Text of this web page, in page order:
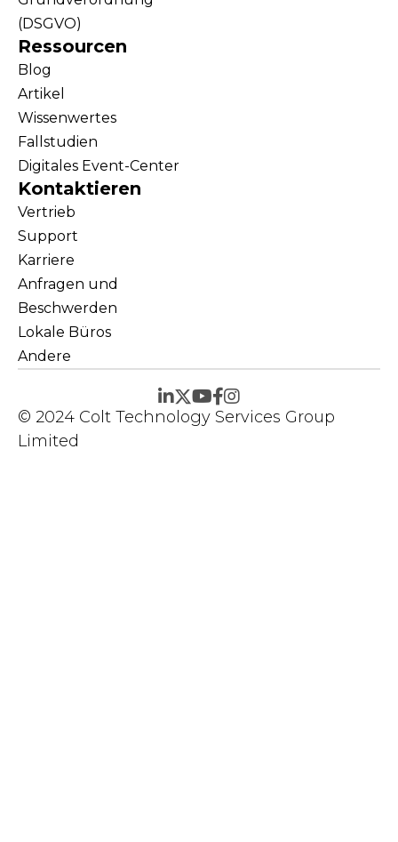
(DSGVO)
Ressourcen
Blog
Artikel
Wissenwertes
Fallstudien
Digitales Event-Center
Kontaktieren
Vertrieb
Support
Karriere
Anfragen und
Beschwerden
Lokale Büros
Andere
© 2024 Colt Technology Services Group
Limited